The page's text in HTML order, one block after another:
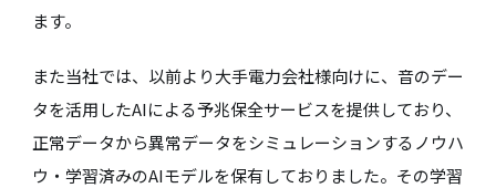
ます。
また当社では、以前より大手電力会社様向けに、音のデー
タを活用したAIによる予兆保全サービスを提供しており、
正常データから異常データをシミュレーションするノウハ
ウ・学習済みのAIモデルを保有しておりました。その学習